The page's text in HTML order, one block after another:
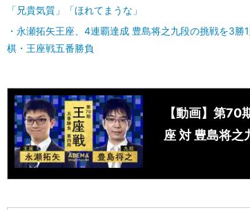
「兄貴気質」「ほれてまうな」
永瀬拓矢王座、4連覇達成 豊島将之九段の挑戦を3
棋・王座戦五番勝負
【動画】第70
座 対 豊島将之